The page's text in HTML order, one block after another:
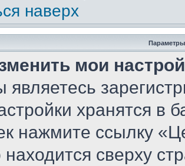
наверх
Параметры
мои
являетесь
хранятся в
нажмите ссылку
сверху